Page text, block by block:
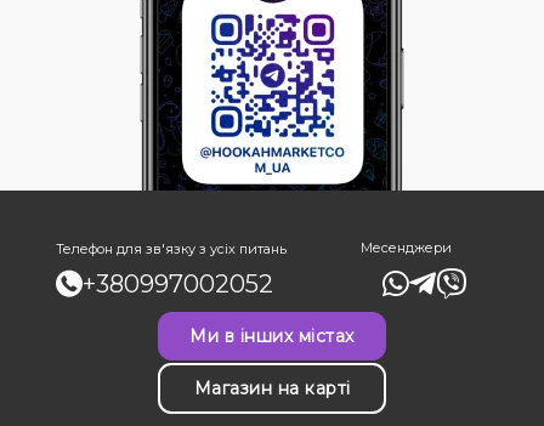
Телефон для зв'язку з усіх питань
+380997002052
Месенджери
Ми в інших містах
Магазин на карті